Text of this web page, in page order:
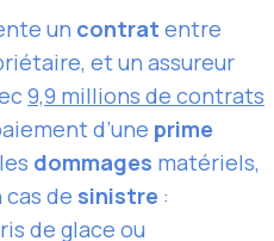
un contrat entre
et un assureur
9,9 millions de contrats
d’une prime
dommages matériels,
de sinistre :
de glace ou